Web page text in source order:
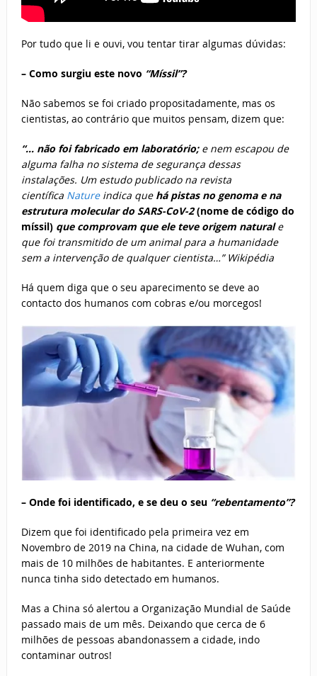
Por tudo que li e ouvi, vou tentar tirar algumas dúvidas:
– Como surgiu este novo “Míssil”?
Não sabemos se foi criado propositadamente, mas os
cientistas, ao contrário que muitos pensam, dizem que:
“… não foi fabricado em laboratório;e nem escapou de
alguma falha no sistema de segurança dessas
instalações. Um estudo publicado na revista
científica Natureindica que há pistas no genoma e na
estrutura molecular do SARS-CoV-2(nome de código do
míssil) que comprovam que ele teve origem naturale
que foi transmitido de um animal para a humanidade
sem a intervenção de qualquer cientista…” Wikipédia
Há quem diga que o seu aparecimento se deve ao
contacto dos humanos com cobras e/ou morcegos!
– Onde foi identificado, e se deu o seu “rebentamento”?
Dizem que foi identificado pela primeira vez em
Novembro de 2019 na China, na cidade de Wuhan, com
mais de 10 milhões de habitantes. E anteriormente
nunca tinha sido detectado em humanos.
Mas a China só alertou a Organização Mundial de Saúde
passado mais de um mês. Deixando que cerca de 6
milhões de pessoas abandonassem a cidade, indo
contaminar outros!